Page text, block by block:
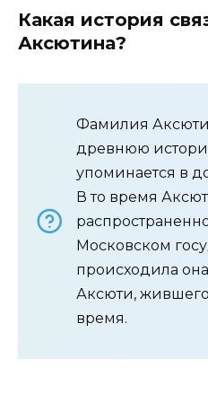
Какая история
Аксютина?
Фамилия
древнюю
упоминается в
В то время
Московском
происходила
Аксюти,
время.